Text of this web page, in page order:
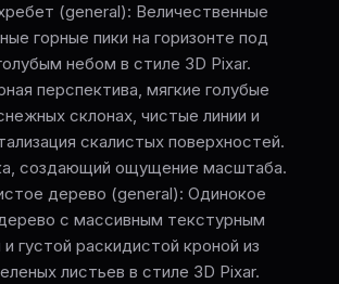
(general): Величественные
горные пики на горизонте под
небом в стиле 3D Pixar.
перспектива, мягкие голубые
склонах, чистые линии и
скалистых поверхностей.
создающий ощущение масштаба.
дерево (general): Одинокое
с массивным текстурным
густой раскидистой кроной из
листьев в стиле 3D Pixar.